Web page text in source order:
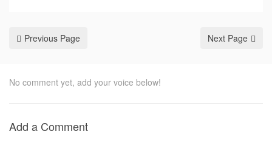
Previous Page Next Page
No comment yet, add your voice below!
Add a Comment